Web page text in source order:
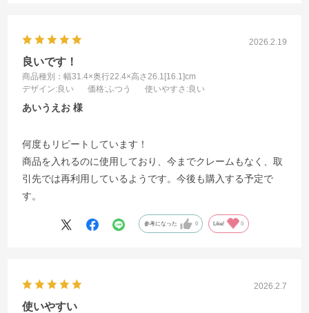
2026.2.19
良いです！
商品種別：幅31.4×奥行22.4×高さ26.1[16.1]cm
デザイン:良い 価格:ふつう 使いやすさ :良い
あいうえお
何度もリピートしています！
商品を入れるのに使用しており、今までクレームもなく、取
引先では再利用しているようです。今後も購入する予定で
す。
参考になった 0 Like! 0
2026.2.7
使いやすい